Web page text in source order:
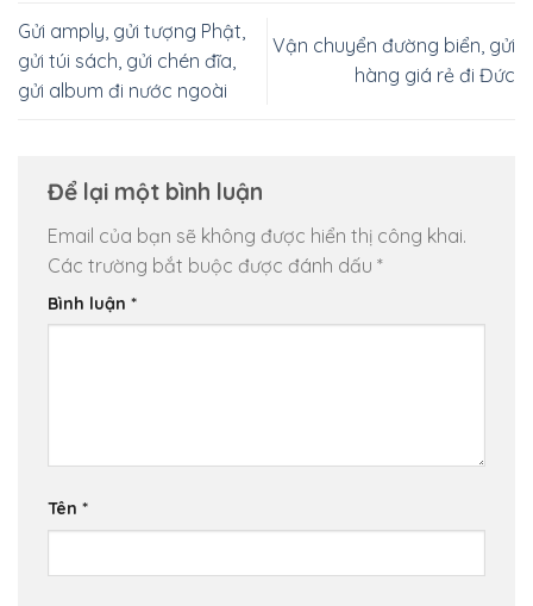
Gửi amply, gửi tượng Phật,
gửi túi sách, gửi chén đĩa,
gửi album đi nước ngoài
Vận chuyển đường biển, gửi
hàng giá rẻ đi Đức
Để lại một bình luận
Email của bạn sẽ không được hiển thị công khai.
Các trường bắt buộc được đánh dấu *
Bình luận *
Tên *